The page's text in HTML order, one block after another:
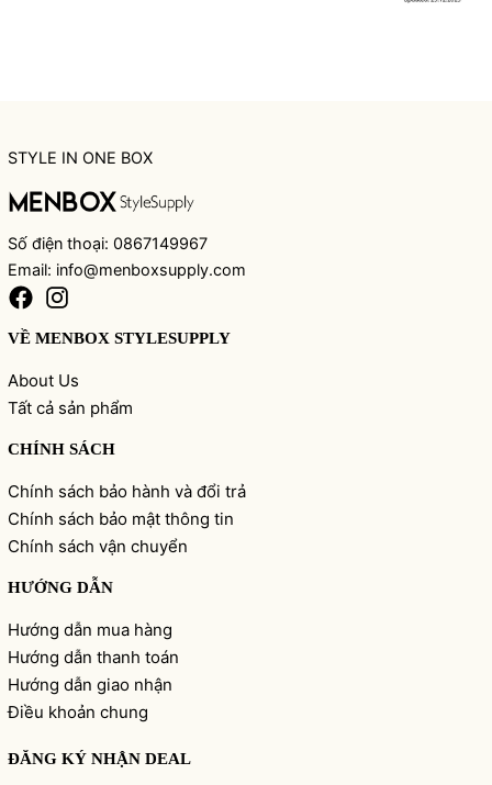
STYLE IN ONE BOX
Số điện thoại: 0867149967
Email: info@menboxsupply.com
VỀ MENBOX STYLESUPPLY
About Us
Tất cả sản phẩm
CHÍNH SÁCH
Chính sách bảo hành và đổi trả
Chính sách bảo mật thông tin
Chính sách vận chuyển
HƯỚNG DẪN
Hướng dẫn mua hàng
Hướng dẫn thanh toán
Hướng dẫn giao nhận
Điều khoản chung
ĐĂNG KÝ NHẬN DEAL